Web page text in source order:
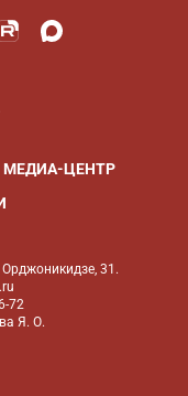
МЕДИА-ЦЕНТР
Орджоникидзе, 31.
72
Я. О.